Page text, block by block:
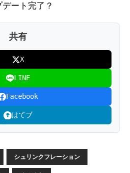
デート完了？
共有
X
LINE
Facebook
はてブ
シュリンクフレーション